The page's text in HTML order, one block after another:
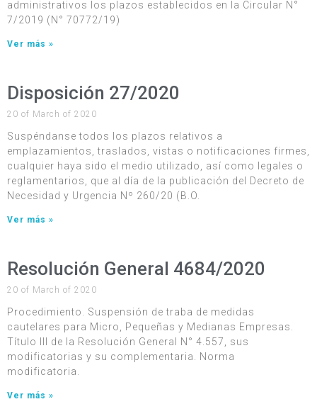
administrativos los plazos establecidos en la Circular N°
7/2019 (N° 70772/19)
Ver más »
Disposición 27/2020
20 of March of 2020
Suspéndanse todos los plazos relativos a
emplazamientos, traslados, vistas o notificaciones firmes,
cualquier haya sido el medio utilizado, así como legales o
reglamentarios, que al día de la publicación del Decreto de
Necesidad y Urgencia Nº 260/20 (B.O.
Ver más »
Resolución General 4684/2020
20 of March of 2020
Procedimiento. Suspensión de traba de medidas
cautelares para Micro, Pequeñas y Medianas Empresas.
Título III de la Resolución General N° 4.557, sus
modificatorias y su complementaria. Norma
modificatoria.
Ver más »